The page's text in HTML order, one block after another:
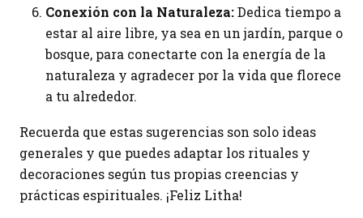
Conexión con la Naturaleza:Dedica tiempo a
estar al aire libre, ya sea en un jardín, parque o
bosque, para conectarte con la energía de la
naturaleza y agradecer por la vida que florece
a tu alrededor.
Recuerda que estas sugerencias son solo ideas
generales y que puedes adaptar los rituales y
decoraciones según tus propias creencias y
prácticas espirituales. ¡Feliz Litha!